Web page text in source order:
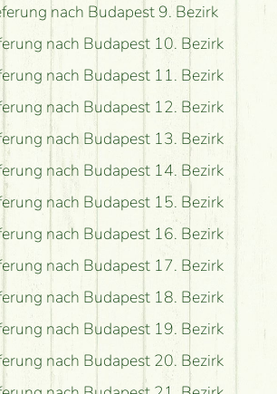
nach Budapest 9. Bezirk
nach Budapest 10. Bezirk
nach Budapest 11. Bezirk
nach Budapest 12. Bezirk
nach Budapest 13. Bezirk
nach Budapest 14. Bezirk
nach Budapest 15. Bezirk
nach Budapest 16. Bezirk
nach Budapest 17. Bezirk
nach Budapest 18. Bezirk
nach Budapest 19. Bezirk
nach Budapest 20. Bezirk